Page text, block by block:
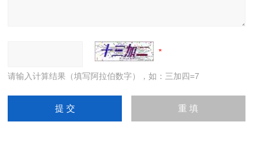
请输入计算结果（填写阿拉伯数字），如：三加四=7